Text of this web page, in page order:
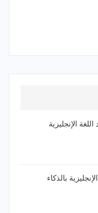
اللغة الإنجليزية
الإنجليزية بالذكاء